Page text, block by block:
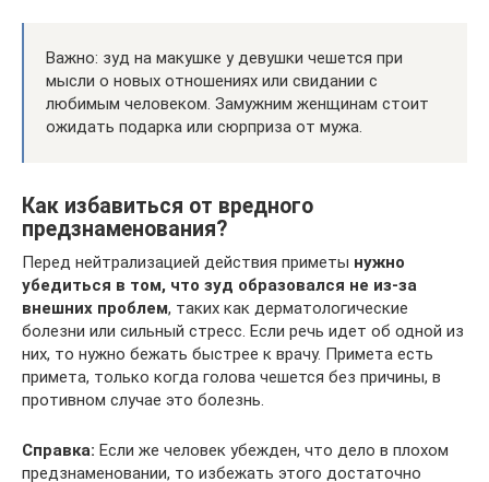
Важно: зуд на макушке у девушки чешется при
мысли о новых отношениях или свидании с
любимым человеком. Замужним женщинам стоит
ожидать подарка или сюрприза от мужа.
Как избавиться от вредного
предзнаменования?
Перед нейтрализацией действия приметы нужно
убедиться в том, что зуд образовался не из-за
внешних проблем, таких как дерматологические
болезни или сильный стресс. Если речь идет об одной из
них, то нужно бежать быстрее к врачу. Примета есть
примета, только когда голова чешется без причины, в
противном случае это болезнь.
Справка: Если же человек убежден, что дело в плохом
предзнаменовании, то избежать этого достаточно